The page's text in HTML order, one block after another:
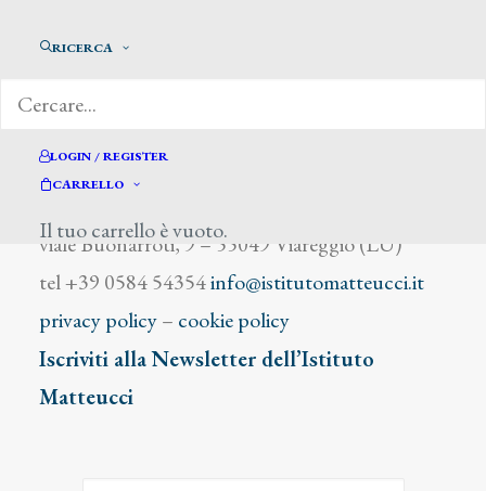
RICERCA
LOGIN / REGISTER
CARRELLO
Il tuo carrello è vuoto.
viale Buonarroti, 9 – 55049 Viareggio (LU)
tel +39 0584 54354info@istitutomatteucci.it
privacy policy– cookie policy
Iscriviti alla Newsletter dell’Istituto
Matteucci